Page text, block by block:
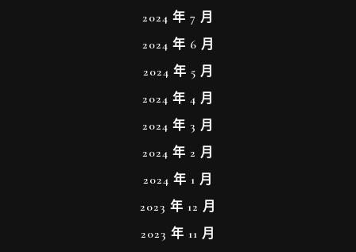
2024 年 7 月
2024 年 6 月
2024 年 5 月
2024 年 4 月
2024 年 3 月
2024 年 2 月
2024 年 1 月
2023 年 12 月
2023 年 11 月